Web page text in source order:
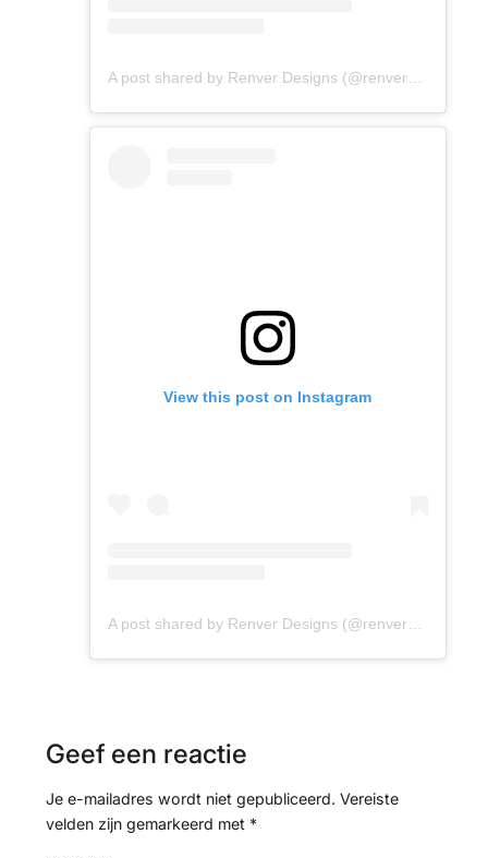
View this post on Instagram
Geef een reactie
Je e-mailadres wordt niet gepubliceerd. Vereiste
velden zijn gemarkeerd met *